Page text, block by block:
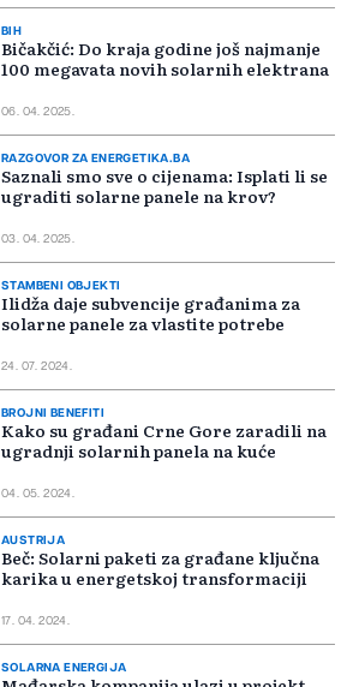
BIH
Bičakčić: Do kraja godine još najmanje
100 megavata novih solarnih elektrana
06. 04. 2025.
RAZGOVOR ZA ENERGETIKA.BA
Saznali smo sve o cijenama: Isplati li se
ugraditi solarne panele na krov?
03. 04. 2025.
STAMBENI OBJEKTI
Ilidža daje subvencije građanima za
solarne panele za vlastite potrebe
24. 07. 2024.
BROJNI BENEFITI
Kako su građani Crne Gore zaradili na
ugradnji solarnih panela na kuće
04. 05. 2024.
AUSTRIJA
Beč: Solarni paketi za građane ključna
karika u energetskoj transformaciji
17. 04. 2024.
SOLARNA ENERGIJA